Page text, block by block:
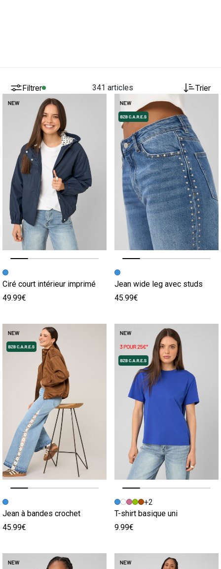
Filtrer 341 articles Trier
Image précédente
Image suivante
Ciré court intérieur imprimé
49.99€
Image précédente
Image suivante
Jean wide leg avec studs
45.99€
Image précédente
Image suivante
Jean à bandes crochet
45.99€
Image précédente
Image suivante
+2
T-shirt basique uni
9.99€